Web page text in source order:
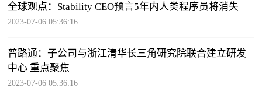
全球观点：Stability CEO预言5年内人类程序员将消失
2023-07-06 05:36:16
普路通：子公司与浙江清华长三角研究院联合建立研发
中心 重点聚焦
2023-07-06 05:36:16